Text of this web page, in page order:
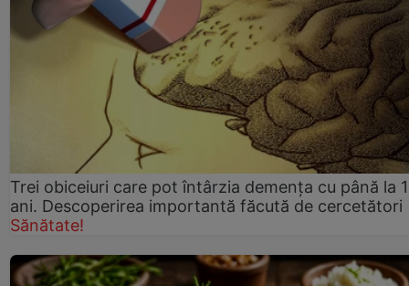
Trei obiceiuri care pot întârzia demența cu până la
ani. Descoperirea importantă făcută de cercetători
Sănătate!